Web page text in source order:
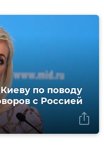
по поводу
с Россией